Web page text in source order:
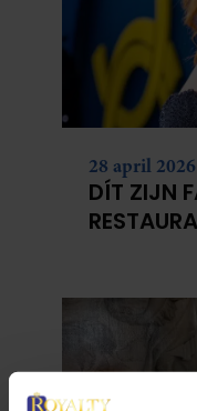
28 april 2026
DÍT ZIJN